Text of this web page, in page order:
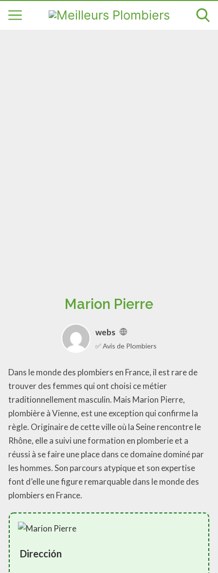
Marion Pierre
webs
✅ Avis de Plombiers
Dans le monde des plombiers en France, il est rare de
trouver des femmes qui ont choisi ce métier
traditionnellement masculin. Mais Marion Pierre,
plombière à Vienne, est une exception qui confirme la
règle. Originaire de cette ville où la Seine rencontre le
Rhône, elle a suivi une formation en plomberie et a
réussi à se faire une place dans ce domaine dominé par
les hommes. Son parcours atypique et son expertise
font d’elle une figure remarquable dans le monde des
plombiers en France.
Dirección